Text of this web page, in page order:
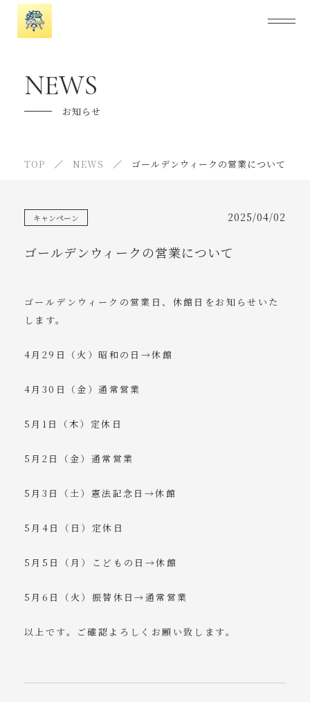
入会とその後の流れ
施設紹介
ニュース
コンテンツ
アクセス
ご予約・お問い合わせ
▶パーソナルトレーニング 10:00～16:00
NEWS
お知らせ
TOP NEWS ゴールデンウィークの営業について
キャンペーン 2025/04/02
ゴールデンウィークの営業について
ゴールデンウィークの営業日、休館日をお知らせいた
します。
4月29日（火）昭和の日→休館
4月30日（金）通常営業
5月1日（木）定休日
5月2日（金）通常営業
5月3日（土）憲法記念日→休館
5月4日（日）定休日
5月5日（月）こどもの日→休館
5月6日（火）振替休日→通常営業
以上です。ご確認よろしくお願い致します。